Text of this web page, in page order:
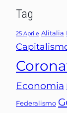
Tag
25 Aprile Alitalia
Economia
Federalismo